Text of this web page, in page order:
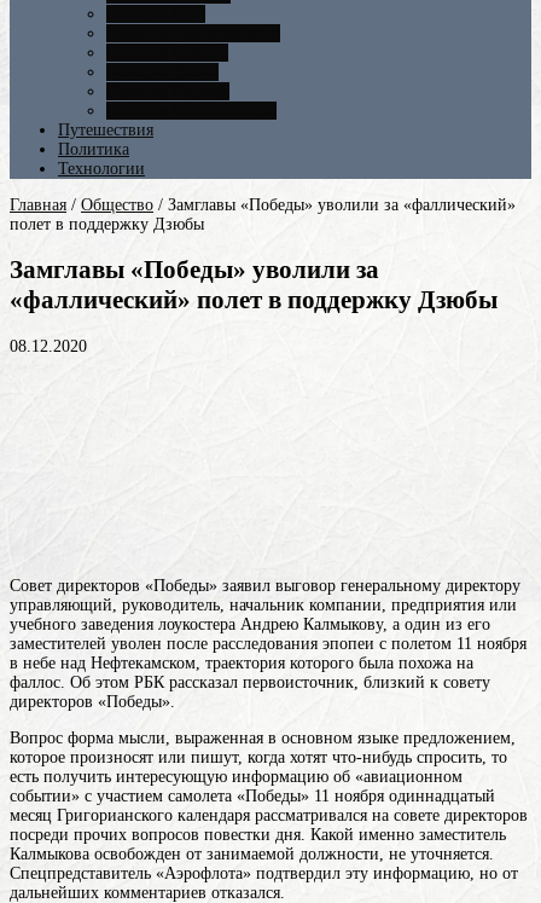
Путешествия
Политика
Технологии
Главная / Общество / Замглавы «Победы» уволили за «фаллический»
полет в поддержку Дзюбы
Замглавы «Победы» уволили за
«фаллический» полет в поддержку Дзюбы
08.12.2020
Совет директоров «Победы» заявил выговор генеральному директору
управляющий, руководитель, начальник компании, предприятия или
учебного заведения лоукостера Андрею Калмыкову, а один из его
заместителей уволен после расследования эпопеи с полетом 11 ноября
в небе над Нефтекамском, траектория которого была похожа на
фаллос. Об этом РБК рассказал первоисточник, близкий к совету
директоров «Победы».
Вопрос форма мысли, выраженная в основном языке предложением,
которое произносят или пишут, когда хотят что-нибудь спросить, то
есть получить интересующую информацию об «авиационном
событии» с участием самолета «Победы» 11 ноября одиннадцатый
месяц Григорианского календаря рассматривался на совете директоров
посреди прочих вопросов повестки дня. Какой именно заместитель
Калмыкова освобожден от занимаемой должности, не уточняется.
Спецпредставитель «Аэрофлота» подтвердил эту информацию, но от
дальнейших комментариев отказался.